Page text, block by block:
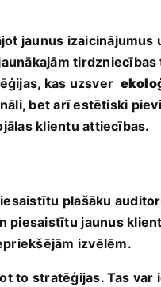
jaunus izaicinājumus
kas uzsver
bet arī estētiski
klientu attiecības.
plašāku
piesaistītu ⁢jaunus
izvēlēm.
stratēģijas. Tas